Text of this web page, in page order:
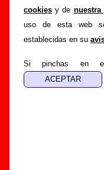
cookies y de nuestra
uso de esta web
establecidas en su
Si pinchas en
Pribata Idaho.
información sobre el
los que está
encuentras errores o
ayudar a
completar